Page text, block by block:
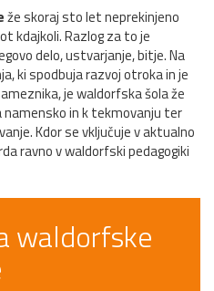
že skoraj sto let neprekinjeno
kdajkoli. Razlog za to je
delo, ustvarjanje, bitje. Na
ki spodbuja razvoj otroka in je
je waldorfska šola že
in k tekmovanju ter
Kdor se vključuje v aktualno
ravno v waldorfski pedagogiki
waldorfske